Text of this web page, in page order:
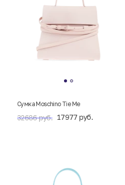
Сумка Moschino Tie Me
32686 руб. 17977 руб.